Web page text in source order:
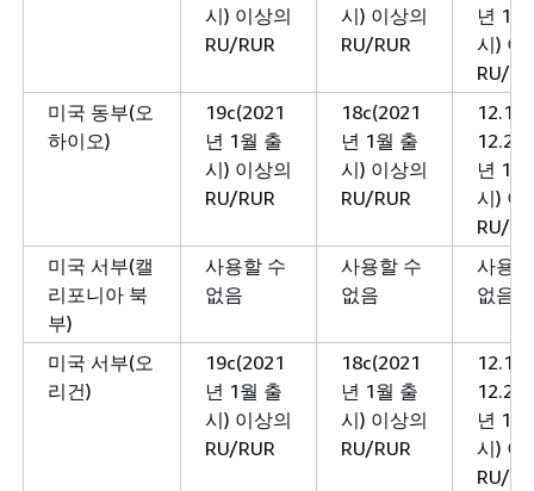
시) 이상의
RU/RUR
시) 이상의
RU/RUR
년 1
시) 이
RU/
미국 동부(오
하이오)
19c(2021
년 1월 출
시) 이상의
RU/RUR
18c(2021
년 1월 출
시) 이상의
RU/RUR
12.1
년 1
시) 이
RU/
미국 서부(캘
리포니아 북
부)
사용할 수
없음
사용할 수
없음
사용
없음
미국 서부(오
리건)
19c(2021
년 1월 출
시) 이상의
RU/RUR
18c(2021
년 1월 출
시) 이상의
RU/RUR
12.1
년 1
시) 이
RU/